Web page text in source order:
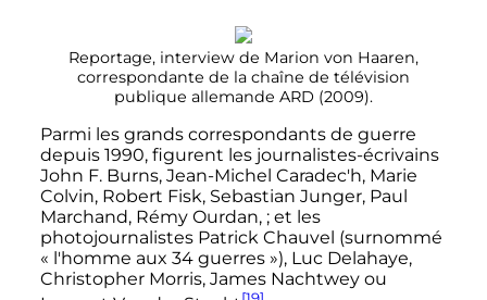
Reportage, interview de Marion von Haaren,
correspondante de la chaîne de télévision
publique allemande ARD (2009).
Parmi les grands correspondants de guerre
depuis 1990, figurent les journalistes-écrivains
John F. Burns, Jean-Michel Caradec'h, Marie
Colvin, Robert Fisk, Sebastian Junger, Paul
Marchand, Rémy Ourdan, ; et les
photojournalistes Patrick Chauvel (surnommé
« l'homme aux 34 guerres »), Luc Delahaye,
Christopher Morris, James Nachtwey ou